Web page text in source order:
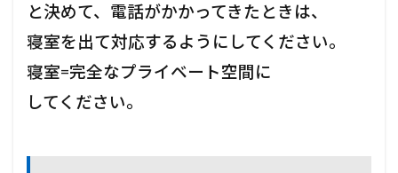
と決めて、電話がかかってきたときは、
寝室を出て対応するようにしてください。
寝室=完全なプライベート空間に
してください。